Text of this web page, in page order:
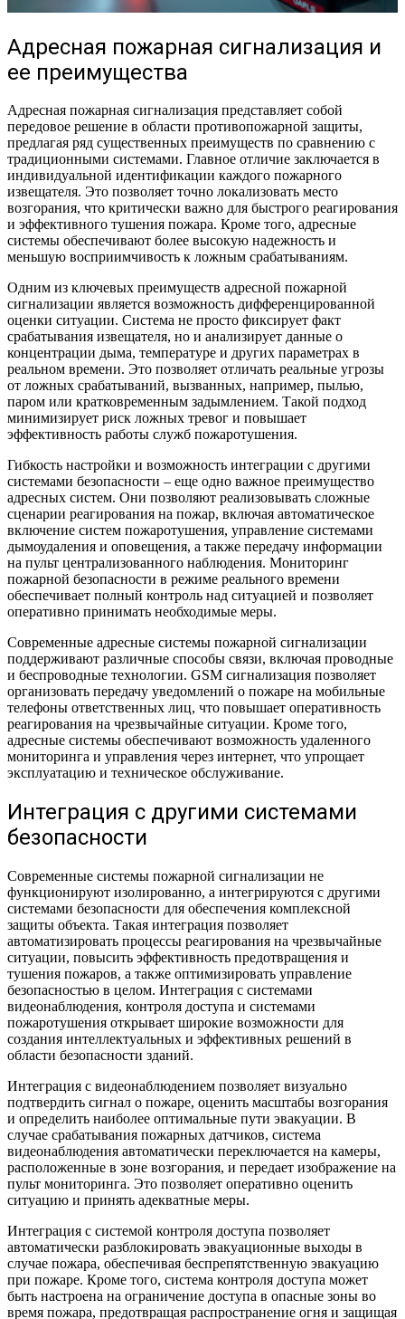
Адресная пожарная сигнализация и
ее преимущества
Адресная пожарная сигнализация представляет собой
передовое решение в области противопожарной защиты,
предлагая ряд существенных преимуществ по сравнению с
традиционными системами. Главное отличие заключается в
индивидуальной идентификации каждого пожарного
извещателя. Это позволяет точно локализовать место
возгорания, что критически важно для быстрого реагирования
и эффективного тушения пожара. Кроме того, адресные
системы обеспечивают более высокую надежность и
меньшую восприимчивость к ложным срабатываниям.
Одним из ключевых преимуществ адресной пожарной
сигнализации является возможность дифференцированной
оценки ситуации. Система не просто фиксирует факт
срабатывания извещателя, но и анализирует данные о
концентрации дыма, температуре и других параметрах в
реальном времени. Это позволяет отличать реальные угрозы
от ложных срабатываний, вызванных, например, пылью,
паром или кратковременным задымлением. Такой подход
минимизирует риск ложных тревог и повышает
эффективность работы служб пожаротушения.
Гибкость настройки и возможность интеграции с другими
системами безопасности – еще одно важное преимущество
адресных систем. Они позволяют реализовывать сложные
сценарии реагирования на пожар, включая автоматическое
включение систем пожаротушения, управление системами
дымоудаления и оповещения, а также передачу информации
на пульт централизованного наблюдения. Мониторинг
пожарной безопасности в режиме реального времени
обеспечивает полный контроль над ситуацией и позволяет
оперативно принимать необходимые меры.
Современные адресные системы пожарной сигнализации
поддерживают различные способы связи, включая проводные
и беспроводные технологии. GSM сигнализация позволяет
организовать передачу уведомлений о пожаре на мобильные
телефоны ответственных лиц, что повышает оперативность
реагирования на чрезвычайные ситуации. Кроме того,
адресные системы обеспечивают возможность удаленного
мониторинга и управления через интернет, что упрощает
эксплуатацию и техническое обслуживание.
Интеграция с другими системами
безопасности
Современные системы пожарной сигнализации не
функционируют изолированно, а интегрируются с другими
системами безопасности для обеспечения комплексной
защиты объекта. Такая интеграция позволяет
автоматизировать процессы реагирования на чрезвычайные
ситуации, повысить эффективность предотвращения и
тушения пожаров, а также оптимизировать управление
безопасностью в целом. Интеграция с системами
видеонаблюдения, контроля доступа и системами
пожаротушения открывает широкие возможности для
создания интеллектуальных и эффективных решений в
области безопасности зданий.
Интеграция с видеонаблюдением позволяет визуально
подтвердить сигнал о пожаре, оценить масштабы возгорания
и определить наиболее оптимальные пути эвакуации. В
случае срабатывания пожарных датчиков, система
видеонаблюдения автоматически переключается на камеры,
расположенные в зоне возгорания, и передает изображение на
пульт мониторинга. Это позволяет оперативно оценить
ситуацию и принять адекватные меры.
Интеграция с системой контроля доступа позволяет
автоматически разблокировать эвакуационные выходы в
случае пожара, обеспечивая беспрепятственную эвакуацию
при пожаре. Кроме того, система контроля доступа может
быть настроена на ограничение доступа в опасные зоны во
время пожара, предотвращая распространение огня и защищая